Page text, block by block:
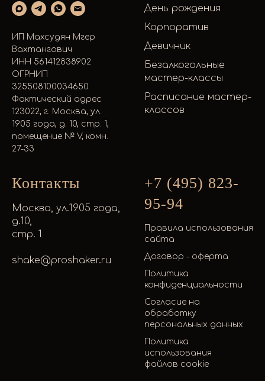
ИП Махсудян Мгер
Вахтангович
ИНН 561412838902
ОГРНИП
325508100034650
Фактический адрес
123022, г. Москва, ул.
1905 года, д. 10, стр. 1,
помещение № V, комн.
27-33
День рождения
Корпоратив
Девичник
Безалкогольные
мастер-классы
Расписание мастер-
классов
Контакты
Москва, ул.1905 года,
д.10,
стр. 1
shake@proshaker.ru
+7 (495) 823-
95-94
Правила использования
сайта
Договор - оферта
Политика
конфиденциальности
Согласие на
обработку
персональных данных
Политика
использования
файлов cookie